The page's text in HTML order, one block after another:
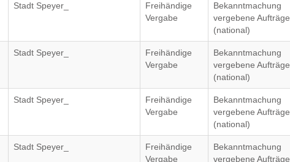
Stadt Speyer_
Freihändige
Vergabe
Bekanntmachung
vergebene Aufträge
(national)
Stadt Speyer_
Freihändige
Vergabe
Bekanntmachung
vergebene Aufträge
(national)
Stadt Speyer_
Freihändige
Vergabe
Bekanntmachung
vergebene Aufträge
(national)
Stadt Speyer_
Freihändige
Vergabe
Bekanntmachung
vergebene Aufträge